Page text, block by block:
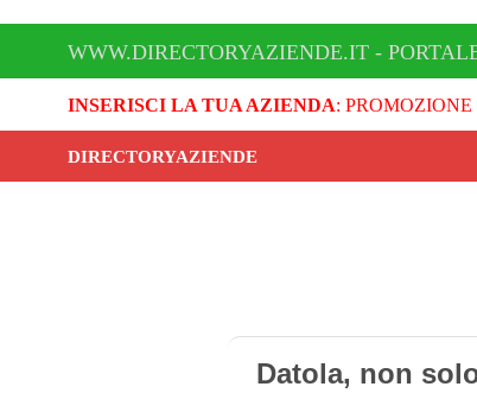
WWW.DIRECTORYAZIENDE.IT -
INSERISCI LA TUA AZIENDA: PROMOZIONE
DIRECTORYAZIENDE
Datola, non